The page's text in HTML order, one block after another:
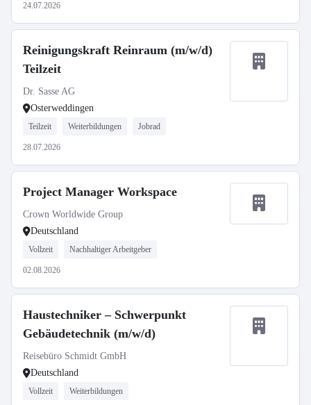
24.07.2026
Reinigungskraft Reinraum (m/w/d)
Teilzeit
Dr. Sasse AG
Osterweddingen
Teilzeit Weiterbildungen Jobrad
28.07.2026
Project Manager Workspace
Crown Worldwide Group
Deutschland
Vollzeit Nachhaltiger Arbeitgeber
02.08.2026
Haustechniker – Schwerpunkt
Gebäudetechnik (m/w/d)
Reisebüro Schmidt GmbH
Deutschland
Vollzeit Weiterbildungen